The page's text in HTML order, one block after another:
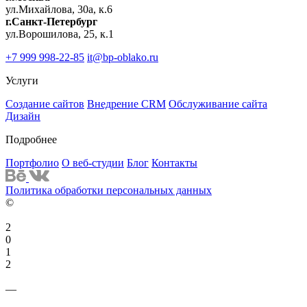
Имя
Телефон*
Комментарий
*- обязательные поля
ул.Михайлова, 30а, к.6
г.Санкт-Петербург
ул.Ворошилова, 25, к.1
+7 999 998-22-85 it@bp-oblako.ru
Услуги
Создание сайтов Внедрение CRM Обслуживание сайта
Дизайн
Подробнее
Портфолио О веб-студии Блог Контакты
Политика обработки персональных данных
©
2
0
1
2
—